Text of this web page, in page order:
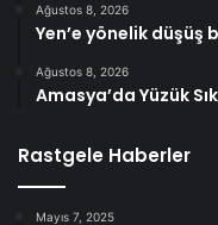
Ağustos 8, 2026
Yen’e yönelik düşüş
Ağustos 8, 2026
Amasya’da Yüzük
Rastgele Haberler
Mayıs 7, 2025